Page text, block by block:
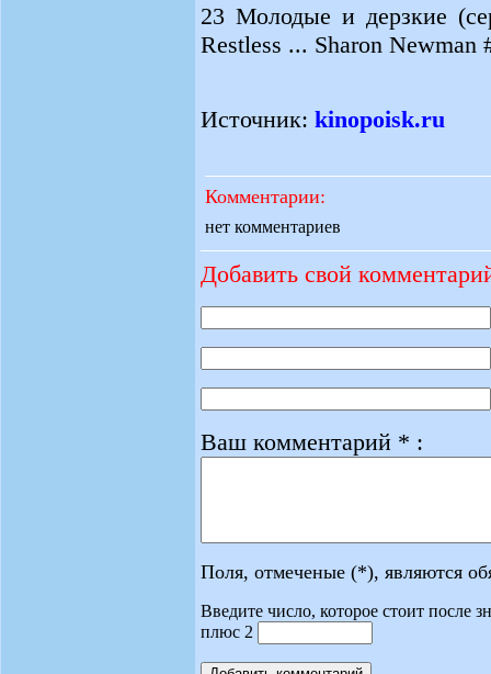
23 Молодые и дерзкие
Restless ... Sharon Newman
Источник: kinopoisk.ru
Комментарии:
нет комментариев
Добавить свой
Ваш комментарий * :
Поля, отмеченые (*), являются
Введите число, которое стоит после
плюс 2